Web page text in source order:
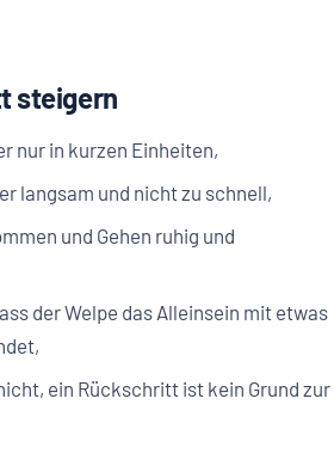
steigern
nur in kurzen Einheiten,
langsam und nicht zu schnell,
und Gehen ruhig und
der Welpe das Alleinsein mit etwas
ein Rückschritt ist kein Grund zur